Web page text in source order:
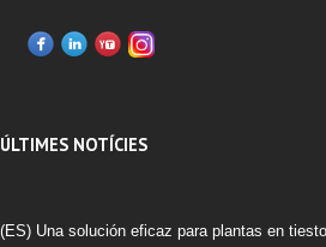
ÚLTIMES NOTÍCIES
(ES) Una solución eficaz para plantas en